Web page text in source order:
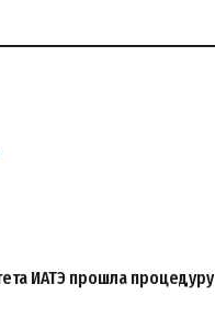
ИАТЭ прошла процедуру